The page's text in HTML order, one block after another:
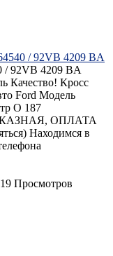
/ 92VB 4209 BA
/ 92VB 4209 BA
Качество! Кросс
Ford Модель
O 187
ОПЛАТА
Находимся в
Просмотров